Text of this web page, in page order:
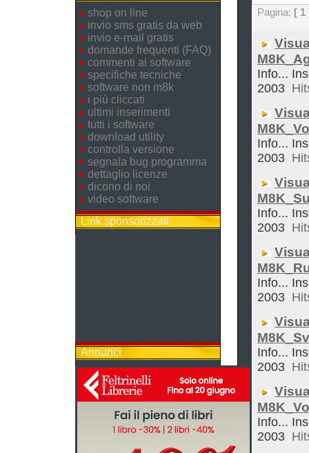
shop on line
invio sms gratis da web
invio e-mail gratis
domande frequenti (FAQ)
commenti ai software
specifiche tecniche
software non m8k
i più cliccati
ultimi inserimenti
tutti i software
download utility
controlla versione
segnala bug programma
dettaglio licenze
dicono di noi
video software
Link sponsorizzati
Annunci
Pagina: [ 1
Info...
2003
Info...
2003
Info...
2003
Info...
2003
Info...
2003
Info...
2003